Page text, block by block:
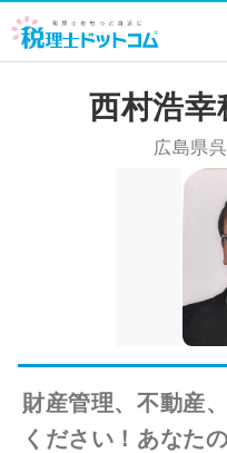
西村浩幸
広島県
財産管理、不動産
ください！あなた